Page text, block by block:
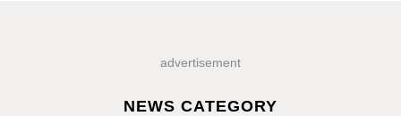
advertisement
NEWS CATEGORY